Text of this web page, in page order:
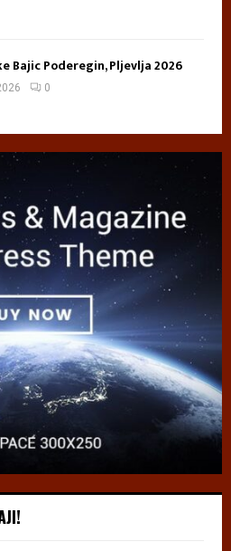
Bajic Poderegin, Pljevlja 2026
0